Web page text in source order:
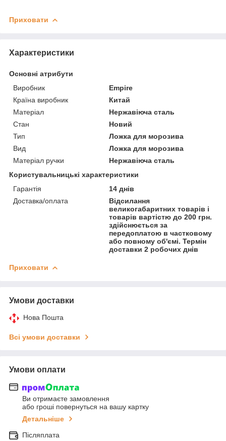
Приховати
Характеристики
Основні атрибути
Виробник
Empire
Країна виробник
Китай
Матеріал
Нержавіюча сталь
Стан
Новий
Тип
Ложка для морозива
Вид
Ложка для морозива
Матеріал ручки
Нержавіюча сталь
Користувальницькі характеристики
Гарантія
14 днів
Доставка/оплата
Відсилання
великогабаритних товарів і
товарів вартістю до 200 грн.
здійснюється за
передоплатою в частковому
або повному об'ємі. Термін
доставки 2 робочих днів
Приховати
Умови доставки
Нова Пошта
Всі умови доставки
Умови оплати
Ви отримаєте замовлення
або гроші повернуться на вашу картку
Детальніше
Післяплата